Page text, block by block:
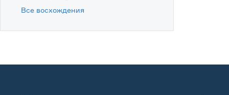
Все восхождения